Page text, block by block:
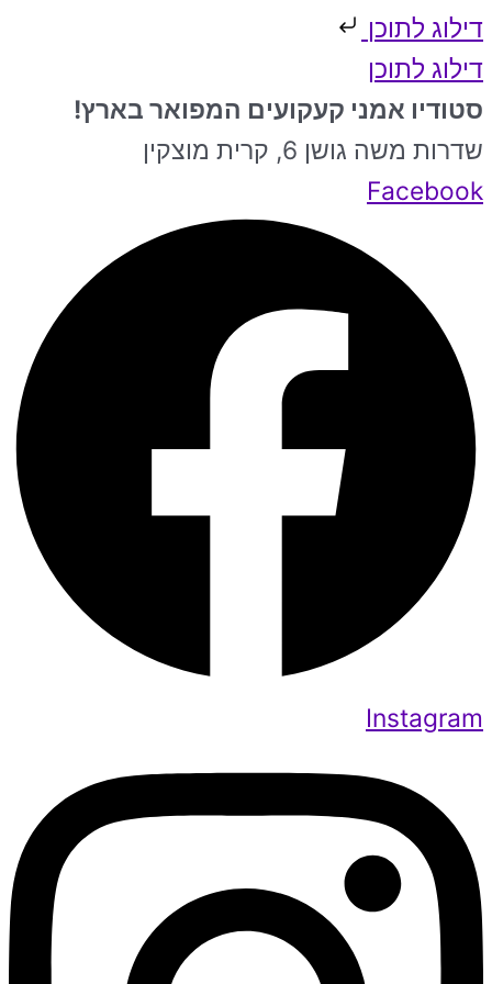
דילוג לתוכן
דילוג לתוכן
סטודיו אמני קעקועים המפואר בארץ!
שדרות משה גושן 6, קרית מוצקין
Facebook
Instagram